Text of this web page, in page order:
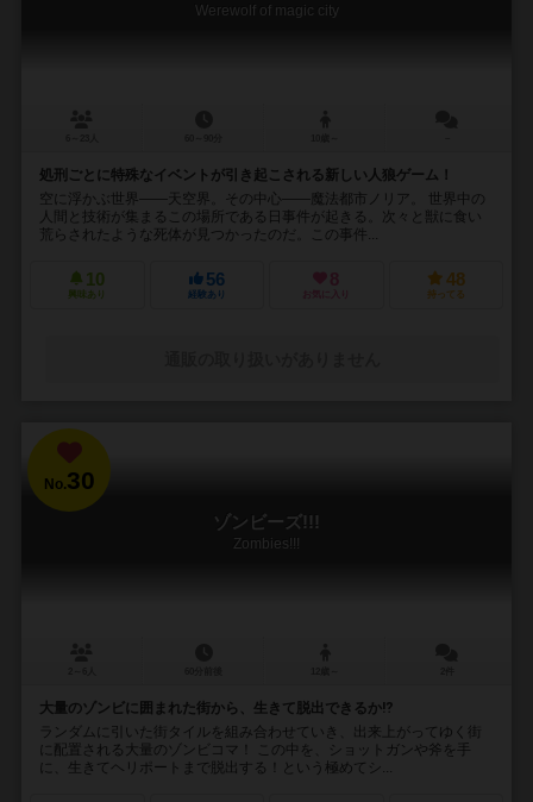
Werewolf of magic city
処刑ごとに特殊なイベントが引き起こされる新しい人狼ゲーム！
空に浮かぶ世界――天空界。その中心――魔法都市ノリア。 世界中の
人間と技術が集まるこの場所である日事件が起きる。次々と獣に食い
荒らされたような死体が見つかったのだ。この事件...
10
興味あり
56
経験あり
8
お気に入り
48
持ってる
No.30
ゾンビーズ!!!
Zombies!!!
大量のゾンビに囲まれた街から、生きて脱出できるか⁉︎
ランダムに引いた街タイルを組み合わせていき、出来上がってゆく街
に配置される大量のゾンビコマ！ この中を、ショットガンや斧を手
に、生きてヘリポートまで脱出する！という極めてシ...